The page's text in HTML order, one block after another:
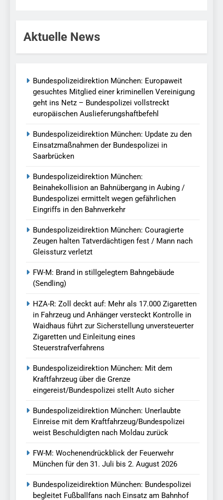
Aktuelle News
Bundespolizeidirektion München: Europaweit
gesuchtes Mitglied einer kriminellen Vereinigung
geht ins Netz – Bundespolizei vollstreckt
europäischen Auslieferungshaftbefehl
Bundespolizeidirektion München: Update zu den
Einsatzmaßnahmen der Bundespolizei in
Saarbrücken
Bundespolizeidirektion München:
Beinahekollision an Bahnübergang in Aubing /
Bundespolizei ermittelt wegen gefährlichen
Eingriffs in den Bahnverkehr
Bundespolizeidirektion München: Couragierte
Zeugen halten Tatverdächtigen fest / Mann nach
Gleissturz verletzt
FW-M: Brand in stillgelegtem Bahngebäude
(Sendling)
HZA-R: Zoll deckt auf: Mehr als 17.000 Zigaretten
in Fahrzeug und Anhänger versteckt Kontrolle in
Waidhaus führt zur Sicherstellung unversteuerter
Zigaretten und Einleitung eines
Steuerstrafverfahrens
Bundespolizeidirektion München: Mit dem
Kraftfahrzeug über die Grenze
eingereist/Bundespolizei stellt Auto sicher
Bundespolizeidirektion München: Unerlaubte
Einreise mit dem Kraftfahrzeug/Bundespolizei
weist Beschuldigten nach Moldau zurück
FW-M: Wochenendrückblick der Feuerwehr
München für den 31. Juli bis 2. August 2026
Bundespolizeidirektion München: Bundespolizei
begleitet Fußballfans nach Einsatz am Bahnhof